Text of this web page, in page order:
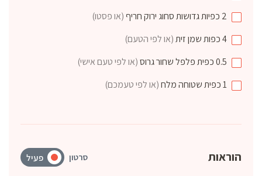
2 כפיות גדושותסחוג ירוק חריף(או פסטו)
4כפותשמן זית(או לפי הטעם)
0.5כפיתפלפל שחור גרוס(או לפי טעם אישי)
1כפית שטוחהמלח(או לפי טעמכם)
הוראות סרטון פעיל